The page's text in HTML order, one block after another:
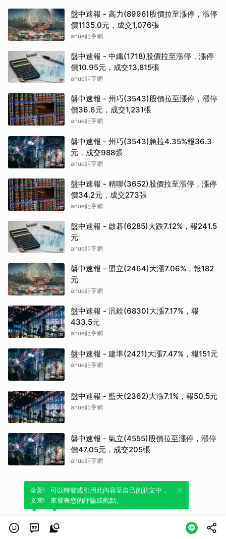
盤中速報 - 高力(8996)股價拉至漲停，漲停
價1135.0元，成交1,076張
anue鉅亨網
盤中速報 - 中纖(1718)股價拉至漲停，漲停
價10.95元，成交13,815張
anue鉅亨網
盤中速報 - 州巧(3543)股價拉至漲停，漲停
價36.6元，成交1,231張
anue鉅亨網
盤中速報 - 州巧(3543)急拉4.35%報36.3
元，成交988張
anue鉅亨網
盤中速報 - 精聯(3652)股價拉至漲停，漲停
價34.2元，成交273張
anue鉅亨網
盤中速報 - 啟碁(6285)大跌7.12%，報241.5
元
anue鉅亨網
盤中速報 - 盟立(2464)大漲7.06%，報182
元
anue鉅亨網
盤中速報 - 汎銓(6830)大漲7.17%，報
433.5元
anue鉅亨網
盤中速報 - 建準(2421)大漲7.47%，報151元
anue鉅亨網
盤中速報 - 藍天(2362)大漲7.1%，報50.5元
anue鉅亨網
盤中速報 - 氣立(4555)股價拉至漲停，漲停
價47.05元，成交205張
anue鉅亨網
全新體驗！一鍵引用此內容，透過發布貼
文來輕鬆表達個人立場。
可以轉發或引用此內容至自己的貼文中，
來發表您的評論或觀點。